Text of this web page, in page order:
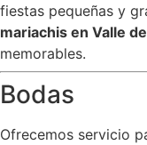
fiestas pequeñas y
mariachis en Valle
memorables.
Bodas
Ofrecemos servicio